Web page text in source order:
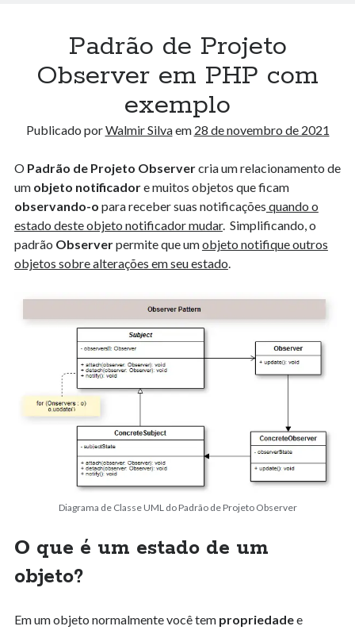
Entendendo o Algoritmo Hourglass Sum em Arrays 2D
Métricas Avançadas : Explorando a Média Winsorizada, Média de
Médias, Desvio Absoluto Mediano e Média Logarítmica
7 de novembro de 2023
Arquivos
Arquivos
Estatística
Fluência Inglês
Fundamentos de Software
Infraestrutura
Machine Learning
Matemática
Padrões de Projetos
Programação
Sistemas de Numeração
sources
Uncategorized
Padrão de Projeto
Observer em PHP com
exemplo
Publicado porWalmir Silvaem 28 de novembro de 2021
O Padrão de Projeto Observercria um relacionamento de
um objeto notificadore muitos objetos que ficam
observando-o para receber suas notificações quando o
estado deste objeto notificador mudar. Simplificando, o
padrão Observerpermite que umobjeto notifique outros
objetos sobre alterações em seu estado.
Diagrama de Classe UML do Padrão de Projeto Observer
O que é um estado de um
objeto?
Em um objeto normalmente você tem propriedadee